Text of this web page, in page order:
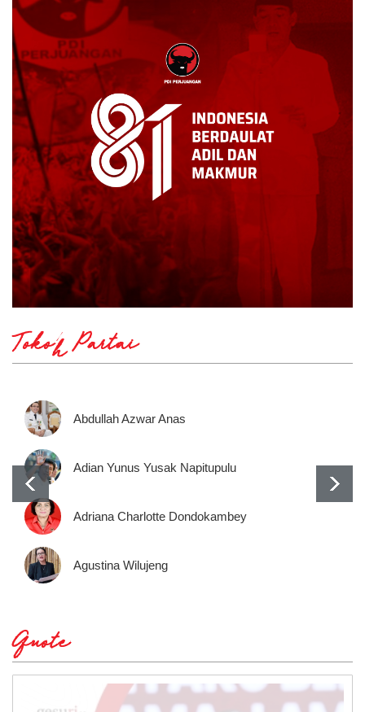
Tokoh Partai
Abdullah Azwar Anas
Adian Yunus Yusak Napitupulu
Adriana Charlotte Dondokambey
Agustina Wilujeng
Quote